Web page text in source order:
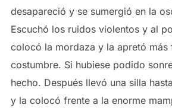
desapareció y se sumergió en la
Escuchó los ruidos violentos y al
colocó la mordaza y la apretó más
costumbre. Si hubiese podido
hecho. Después llevó una silla
y la colocó frente a la enorme